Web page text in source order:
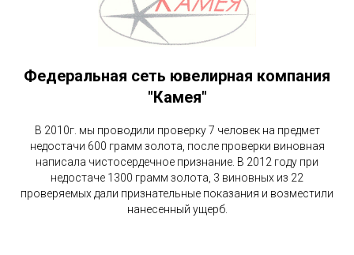
Федеральная сеть ювелирная компания
"Камея"
В 2010г. мы проводили проверку 7 человек на предмет
недостачи 600 грамм золота, после проверки виновная
написала чистосердечное признание. В 2012 году при
недостаче 1300 грамм золота, 3 виновных из 22
проверяемых дали признательные показания и возместили
нанесенный ущерб.